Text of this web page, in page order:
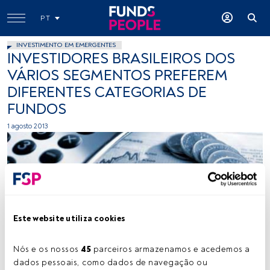
Este website utiliza cookies
Nós e os nossos 45 parceiros armazenamos e acedemos a
dados pessoais, como dados de navegação ou
PT
INVESTIMENTO EM EMERGENTES
INVESTIDORES BRASILEIROS DOS
VÁRIOS SEGMENTOS PREFEREM
DIFERENTES CATEGORIAS DE
FUNDOS
1 agosto 2013